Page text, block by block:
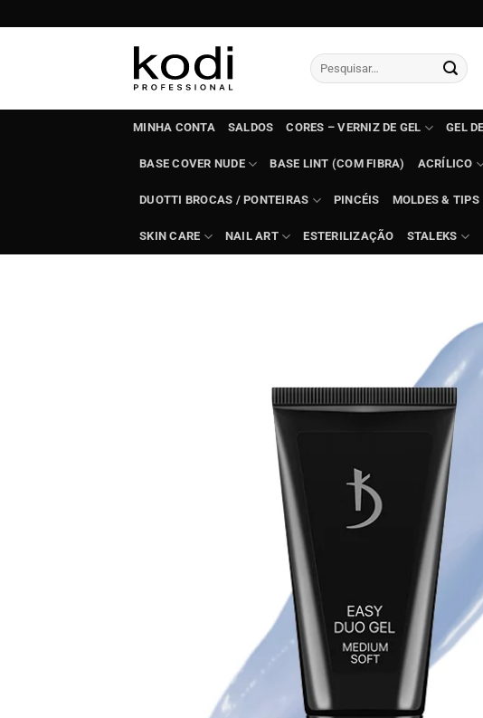
to
Pesquisar
por:
MINHA CONTA SALDOS CORES – VERNIZ DE GEL GEL
BASE COVER NUDE BASE LINT (COM FIBRA) ACRÍLICO
DUOTTI BROCAS / PONTEIRAS PINCÉIS MOLDES & TIPS
SKIN CARE NAIL ART ESTERILIZAÇÃO STALEKS